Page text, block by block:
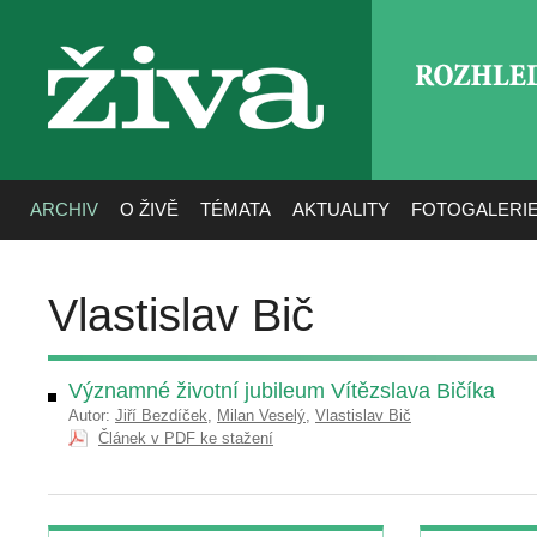
živa
ARCHIV O ŽIVĚ TÉMATA AKTUALITY
Vlastislav Bič
Významné životní jubileum Vítězslava Bičíka
Autor: Jiří Bezdíček, Milan Veselý, Vlastislav Bič
Článek v PDF ke stažení